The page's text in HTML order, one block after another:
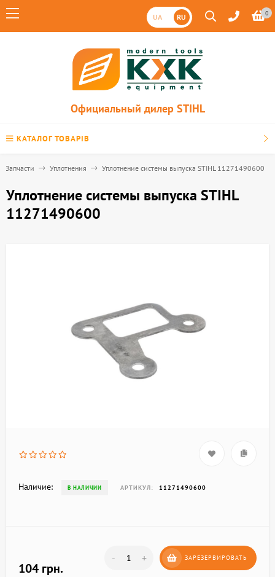
UA RU 0
Официальный дилер STIHL
КАТАЛОГ ТОВАРІВ
Запчасти Уплотнения Уплотнение системы выпуска STIHL 11271490600
Уплотнение системы выпуска STIHL
11271490600
Наличие: В НАЛИЧИИ АРТИКУЛ: 11271490600
104 грн.
- + ЗАРЕЗЕРВИРОВАТЬ